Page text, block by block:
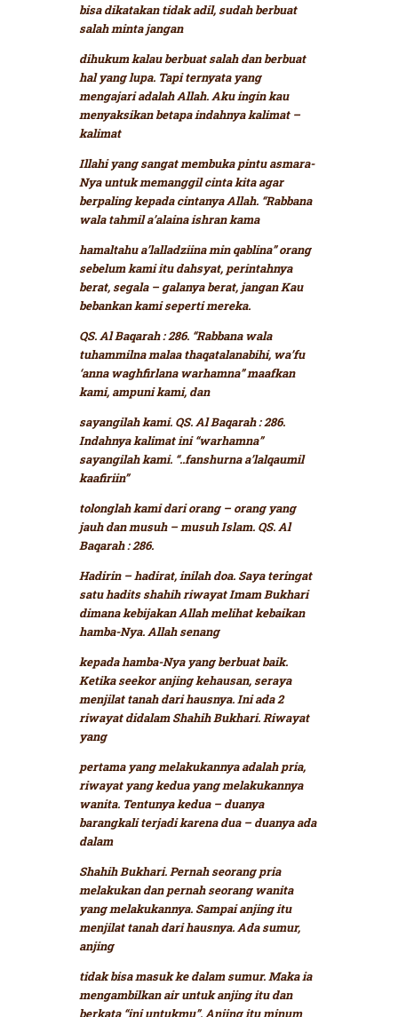
bisa dikatakan tidak adil, sudah berbuat
salah minta jangan
dihukum kalau berbuat salah dan berbuat
hal yang lupa. Tapi ternyata yang
mengajari adalah Allah. Aku ingin kau
menyaksikan betapa indahnya kalimat –
kalimat
Illahi yang sangat membuka pintu asmara-
Nya untuk memanggil cinta kita agar
berpaling kepada cintanya Allah. “Rabbana
wala tahmil a’alaina ishran kama
hamaltahu a’lalladziina min qablina”orang
sebelum kami itu dahsyat, perintahnya
berat, segala – galanya berat, jangan Kau
bebankan kami seperti mereka.
QS. Al Baqarah : 286. “Rabbana wala
tuhammilna malaa thaqatalanabihi, wa’fu
‘anna waghfirlana warhamna”maafkan
kami, ampuni kami, dan
sayangilah kami. QS. Al Baqarah : 286.
Indahnya kalimat ini“warhamna”
sayangilah kami. “..fanshurna a’lalqaumil
kaafiriin”
tolonglah kami dari orang – orang yang
jauh dan musuh – musuh Islam. QS. Al
Baqarah : 286.
Hadirin – hadirat, inilah doa. Saya teringat
satu hadits shahih riwayat Imam Bukhari
dimana kebijakan Allah melihat kebaikan
hamba-Nya. Allah senang
kepada hamba-Nya yang berbuat baik.
Ketika seekor anjing kehausan, seraya
menjilat tanah dari hausnya. Ini ada 2
riwayat didalam Shahih Bukhari. Riwayat
yang
pertama yang melakukannya adalah pria,
riwayat yang kedua yang melakukannya
wanita. Tentunya kedua – duanya
barangkali terjadi karena dua – duanya ada
dalam
Shahih Bukhari. Pernah seorang pria
melakukan dan pernah seorang wanita
yang melakukannya. Sampai anjing itu
menjilat tanah dari hausnya. Ada sumur,
anjing
tidak bisa masuk ke dalam sumur. Maka ia
mengambilkan air untuk anjing itu dan
berkata “ini untukmu”. Anjing itu minum